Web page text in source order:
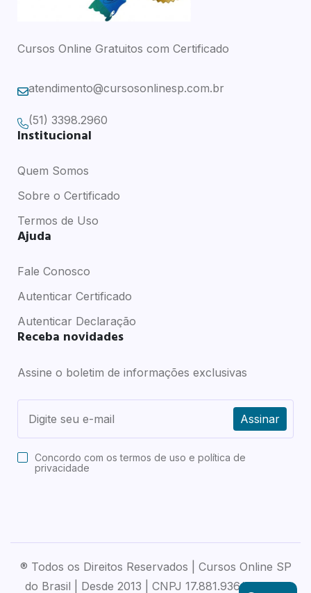
Cursos Online Gratuitos com Certificado
atendimento@cursosonlinesp.com.br
(51) 3398.2960
Institucional
Quem Somos
Sobre o Certificado
Termos de Uso
Ajuda
Fale Conosco
Autenticar Certificado
Autenticar Declaração
Receba novidades
Assine o boletim de informações exclusivas
Assinar
Concordo com ostermos de uso e política de
privacidade
® Todos os Direitos Reservados | Cursos Online SP
do Brasil | Desde 2013 | CNPJ 17.881.936/0001-71